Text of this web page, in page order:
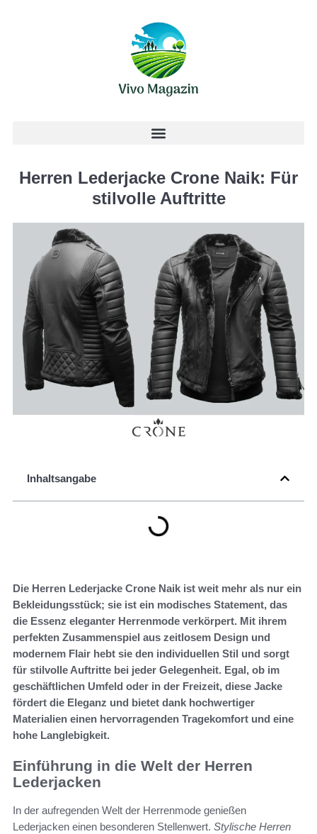
Herren Lederjacke Crone Naik: Für
stilvolle Auftritte
Inhaltsangabe
Die Herren Lederjacke Crone Naik ist weit mehr als nur ein
Bekleidungsstück; sie ist ein modisches Statement, das
die Essenz eleganter Herrenmode verkörpert. Mit ihrem
perfekten Zusammenspiel aus zeitlosem Design und
modernem Flair hebt sie den individuellen Stil und sorgt
für stilvolle Auftritte bei jeder Gelegenheit. Egal, ob im
geschäftlichen Umfeld oder in der Freizeit, diese Jacke
fördert die Eleganz und bietet dank hochwertiger
Materialien einen hervorragenden Tragekomfort und eine
hohe Langlebigkeit.
Einführung in die Welt der Herren
Lederjacken
In der aufregenden Welt der Herrenmode genießen
Lederjacken einen besonderen Stellenwert. Stylische Herren